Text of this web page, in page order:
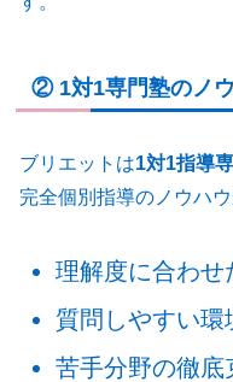
② 1対1専門塾のノ
ブリエットは1対1指導
完全個別指導のノウハウ
理解度に合わせ
質問しやすい環
苦手分野の徹底